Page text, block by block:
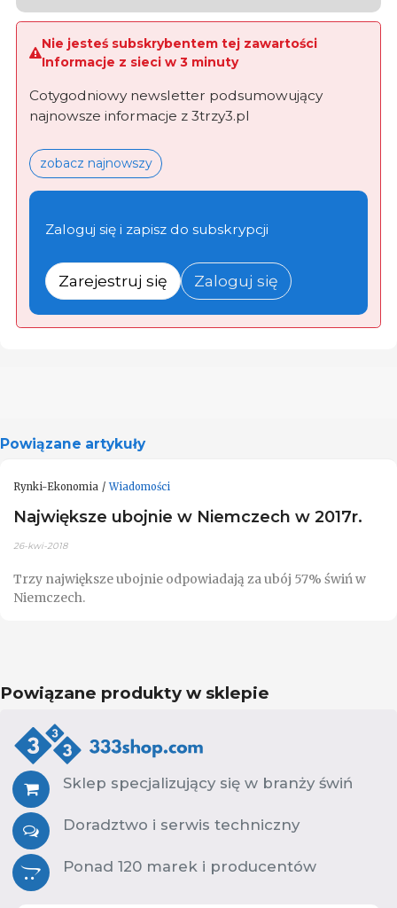
Nie jesteś subskrybentem tej zawartości
Informacje z sieci w 3 minuty
Cotygodniowy newsletter podsumowujący
najnowsze informacje z 3trzy3.pl
zobacz najnowszy
Zaloguj się i zapisz do subskrypcji
Zarejestruj się Zaloguj się
Powiązane artykuły
Rynki-Ekonomia Wiadomości
Największe ubojnie w Niemczech w 2017r.
26-kwi-2018
Trzy największe ubojnie odpowiadają za ubój 57% świń w
Niemczech.
Powiązane produkty w sklepie
Sklep specjalizujący się w branży świń
Doradztwo i serwis techniczny
Ponad 120 marek i producentów